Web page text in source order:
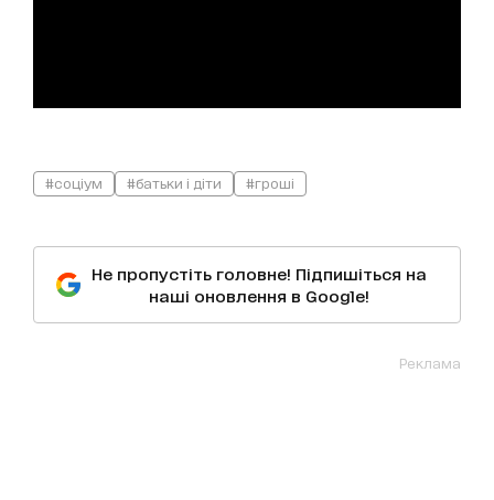
#соціум #батьки і діти #гроші
Не пропустіть головне! Підпишіться на
наші оновлення в Google!
Реклама